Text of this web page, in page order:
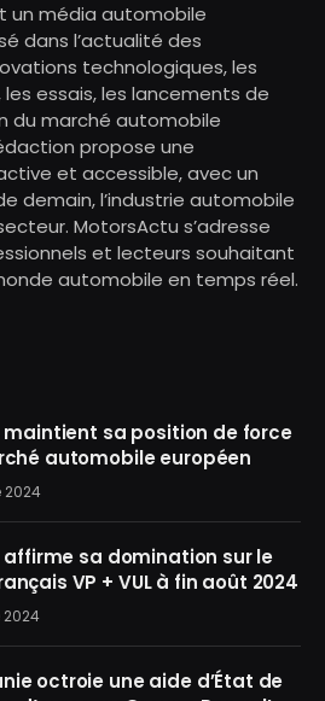
un média automobile
dans l’actualité des
technologiques, les
essais, les lancements de
du marché automobile
propose une
et accessible, avec un
demain, l’industrie automobile
MotorsActu s’adresse
et lecteurs souhaitant
automobile en temps réel.
sa position de force
automobile européen
2024
sa domination sur le
VP + VUL à fin août 2024
2024
octroie une aide d’État de